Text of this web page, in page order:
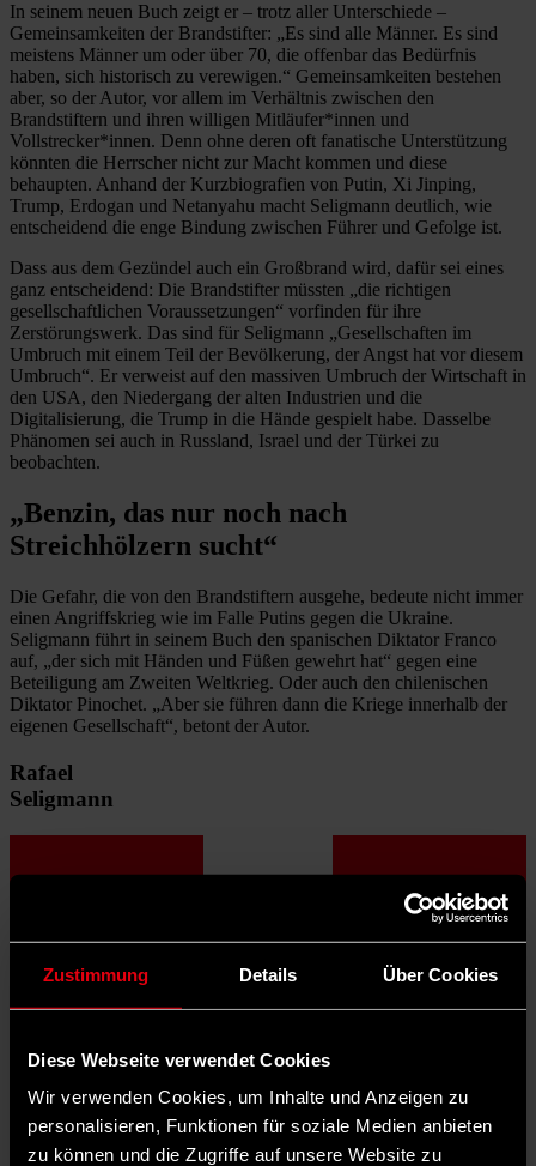
Zustimmung Details Über Cookies
Diese Webseite verwendet Cookies
Wir verwenden Cookies, um Inhalte und Anzeigen zu
personalisieren, Funktionen für soziale Medien anbieten
zu können und die Zugriffe auf unsere Website zu
In seinem neuen Buch zeigt er – trotz aller Unterschiede ­–
Gemeinsamkeiten der Brandstifter: „Es sind alle Männer. Es sind
meistens Männer um oder über 70, die offenbar das Bedürfnis
haben, sich historisch zu verewigen.“ Gemeinsamkeiten bestehen
aber, so der Autor, vor allem im Verhältnis zwischen den
Brandstiftern und ihren willigen Mitläufer*innen und
Vollstrecker*innen. Denn ohne deren oft fanatische Unterstützung
könnten die Herrscher nicht zur Macht kommen und diese
behaupten. Anhand der Kurzbiografien von Putin, Xi Jinping,
Trump, Erdogan und Netanyahu macht Seligmann deutlich, wie
entscheidend die enge Bindung zwischen Führer und Gefolge ist.
Dass aus dem Gezündel auch ein Großbrand wird, dafür sei eines
ganz entscheidend: Die Brandstifter müssten „die richtigen
gesellschaftlichen Voraussetzungen“ vorfinden für ihre
Zerstörungswerk. Das sind für Seligmann „Gesellschaften im
Umbruch mit einem Teil der Bevölkerung, der Angst hat vor diesem
Umbruch“. Er verweist auf den massiven Umbruch der Wirtschaft in
den USA, den Niedergang der alten Industrien und die
Digitalisierung, die Trump in die Hände gespielt habe. Dasselbe
Phänomen sei auch in Russland, Israel und der Türkei zu
beobachten.
„Benzin, das nur noch nach
Streichhölzern sucht“
Die Gefahr, die von den Brandstiftern ausgehe, bedeute nicht immer
einen Angriffskrieg wie im Falle Putins gegen die Ukraine.
Seligmann führt in seinem Buch den spanischen Diktator Franco
auf, „der sich mit Händen und Füßen gewehrt hat“ gegen eine
Beteiligung am Zweiten Weltkrieg. Oder auch den chilenischen
Diktator Pinochet. „Aber sie führen dann die Kriege innerhalb der
eigenen Gesellschaft“, betont der Autor.
Rafael
Seligmann